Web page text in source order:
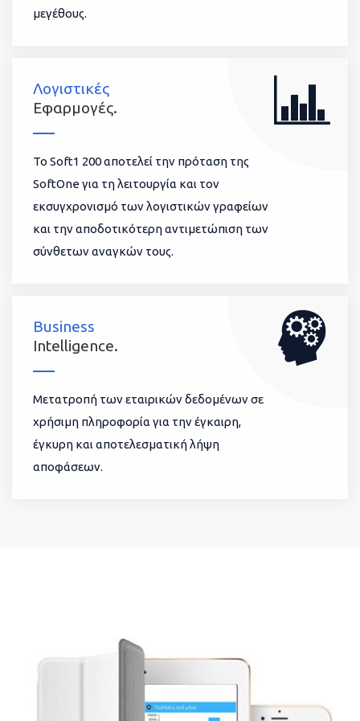
μεγέθους.
Λογιστικές
Εφαρμογές.
To Soft1 200 αποτελεί την πρόταση της
SoftOne για τη λειτουργία και τον
εκσυγχρονισμό των λογιστικών γραφείων
και την αποδοτικότερη αντιμετώπιση των
σύνθετων αναγκών τους.
Business
Intelligence.
Μετατροπή των εταιρικών δεδομένων σε
χρήσιμη πληροφορία για την έγκαιρη,
έγκυρη και αποτελεσματική λήψη
αποφάσεων.